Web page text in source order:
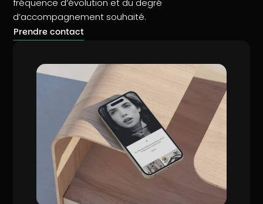
fréquence d’évolution et du degré
d’accompagnement souhaité.
Prendre contact